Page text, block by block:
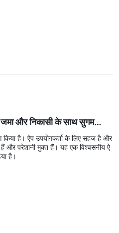
और निकासी के साथ सुगम
है। ऐप उपयोगकर्ता के लिए सहज है और
परेशानी मुक्त हैं। यह एक विश्वसनीय ऐ
है।